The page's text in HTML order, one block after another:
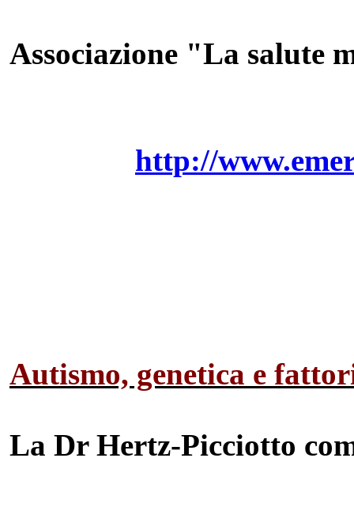
Associazione "La salute
http://
Autismo, genetica e
La Dr Hertz-Picciotto